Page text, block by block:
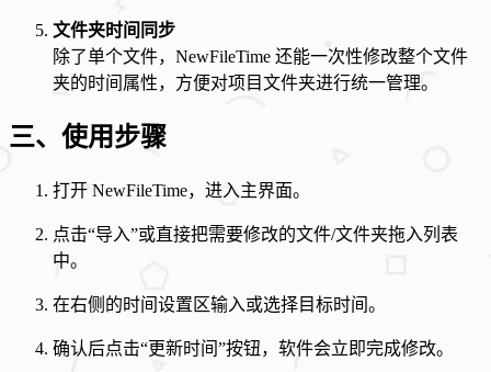
文件夹时间同步
除了单个文件，NewFileTime 还能一次性修改整个文件
夹的时间属性，方便对项目文件夹进行统一管理。
三、使用步骤
打开 NewFileTime，进入主界面。
点击“导入”或直接把需要修改的文件/文件夹拖入列表
中。
在右侧的时间设置区输入或选择目标时间。
确认后点击“更新时间”按钮，软件会立即完成修改。